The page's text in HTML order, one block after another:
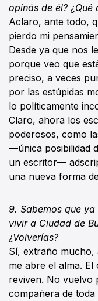
opinás de él? ¿Qué
Aclaro, ante todo,
pierdo mi
Desde ya que nos
porque veo que
preciso, a veces
por las estúpidas
lo políticamente
Claro, ahora los
poderosos, como
—única posibilidad
un escritor—
una nueva forma
9. Sabemos que
vivir a Ciudad de
¿Volverías?
Sí, extraño mucho,
me abre el alma.
reviven. No vuelvo
compañera de